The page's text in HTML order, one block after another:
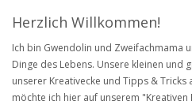
Herzlich Willkommen!
Ich bin Gwendolin und Zweifachmama
Dinge des Lebens. Unsere kleinen und
unserer Kreativecke und Tipps & Tricks
möchte ich hier auf unserem